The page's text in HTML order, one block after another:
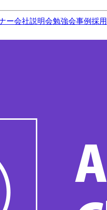
ー会社説明会勉強会事例採用